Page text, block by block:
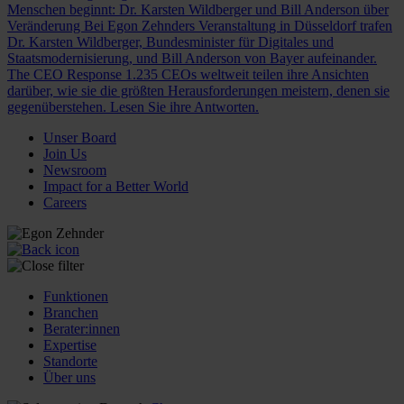
Menschen beginnt: Dr. Karsten Wildberger und Bill Anderson über
Veränderung Bei Egon Zehnders Veranstaltung in Düsseldorf trafen
Dr. Karsten Wildberger, Bundesminister für Digitales und
Staatsmodernisierung, und Bill Anderson von Bayer aufeinander.
The CEO Response 1.235 CEOs weltweit teilen ihre Ansichten
darüber, wie sie die größten Herausforderungen meistern, denen sie
gegenüberstehen. Lesen Sie ihre Antworten.
Unser Board
Join Us
Newsroom
Impact for a Better World
Careers
Funktionen
Branchen
Berater:innen
Expertise
Standorte
Über uns